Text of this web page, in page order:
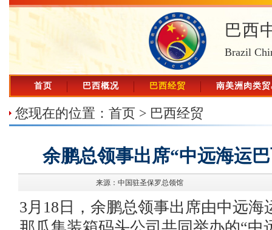
巴西
Brazil
首页 巴西概况 巴西经贸 南美洲肉类
您现在的位置： 首页 > 巴西经贸
余鹏总领事出席“中远海运
来源：中国驻圣保罗总领馆
3月18日，余鹏总领事出席由中远